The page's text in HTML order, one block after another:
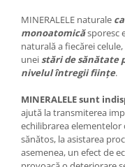
MINERALELE naturale
monoatomicăsporesc
naturală a fiecărei
uneistări de sănătate
nivelul întregii ființe.
MINERALELEsunt
ajută la transmiterea
echilibrarea
sănătos, la asistarea
asemenea, un efect de